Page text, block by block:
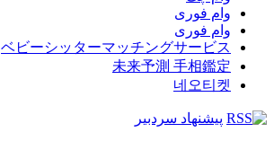
وام فوری
وام فوری
ベビーシッターマッチングサービス
未来予測 手相鑑定
네오티켓
پیشنهاد سردبیر